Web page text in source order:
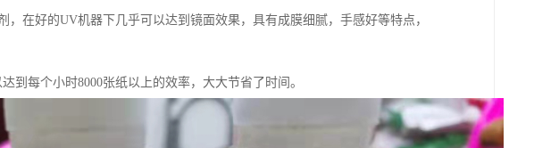
在好的UV机器下几乎可以达到镜面效果，具有成膜细腻，手感好等特点，
到每个小时8000张纸以上的效率，大大节省了时间。